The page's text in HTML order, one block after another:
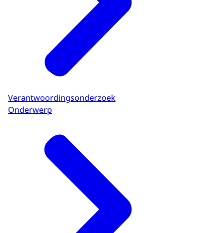
Verantwoordingsonderzoek
Onderwerp